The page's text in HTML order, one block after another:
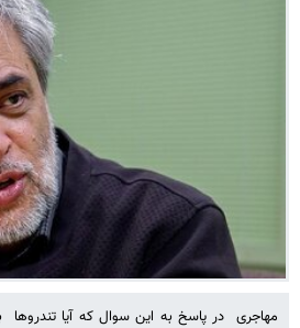
مهاجری در پاسخ به این سوال که آیا